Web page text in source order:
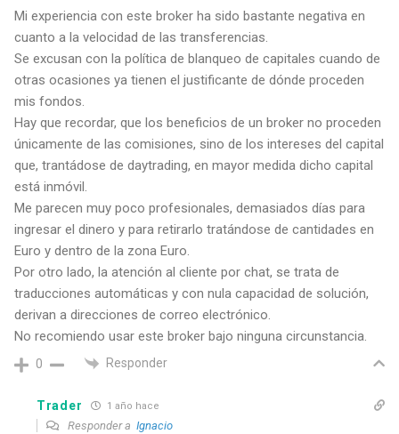
Mi experiencia con este broker ha sido bastante negativa en
cuanto a la velocidad de las transferencias.
Se excusan con la política de blanqueo de capitales cuando de
otras ocasiones ya tienen el justificante de dónde proceden
mis fondos.
Hay que recordar, que los beneficios de un broker no proceden
únicamente de las comisiones, sino de los intereses del capital
que, trantádose de daytrading, en mayor medida dicho capital
está inmóvil.
Me parecen muy poco profesionales, demasiados días para
ingresar el dinero y para retirarlo tratándose de cantidades en
Euro y dentro de la zona Euro.
Por otro lado, la atención al cliente por chat, se trata de
traducciones automáticas y con nula capacidad de solución,
derivan a direcciones de correo electrónico.
No recomiendo usar este broker bajo ninguna circunstancia.
0 Responder
Trader 1 año hace
Responder a Ignacio